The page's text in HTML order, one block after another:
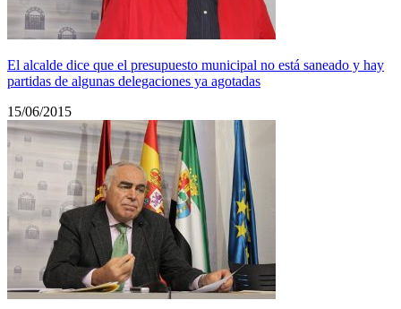
El alcalde dice que el presupuesto municipal no está saneado y hay
partidas de algunas delegaciones ya agotadas
15/06/2015